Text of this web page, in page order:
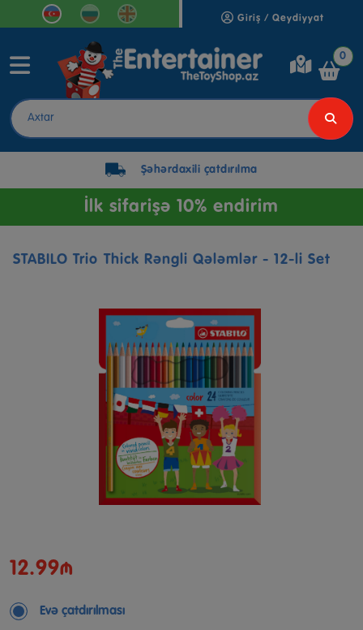
Giriş / Qeydiyyat
0
Şəhərdaxili çatdırılma
İlk sifarişə 10% endirim
STABILO Trio Thick Rəngli Qələmlər - 12-li Set
12.99₼
Evə çatdırılması